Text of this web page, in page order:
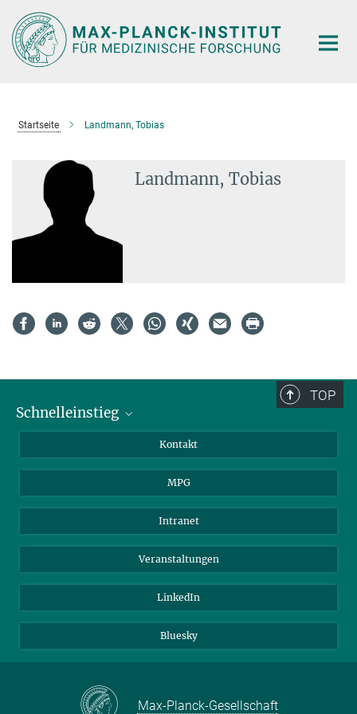
Hauptinhalt
Startseite Landmann, Tobias
Landmann, Tobias
TOP
Schnelleinstieg
Wissenschaftler*innen
Studierende
Bewerber*innen
Kontakt
MPG
Intranet
Veranstaltungen
LinkedIn
Bluesky
Max-Planck-Gesellschaft